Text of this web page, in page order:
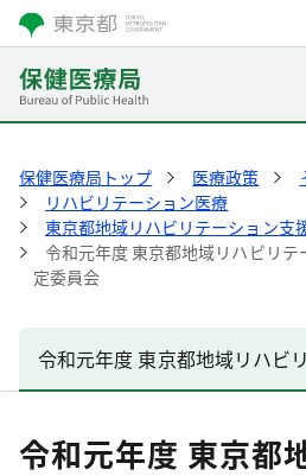
保健医療局トップ 医療政策
リハビリテーション医療
東京都地域リハビリテーション支
令和元年度 東京都地域リハビリ
定委員会
令和元年度 東京都地域リハビ
令和元年度 東京都